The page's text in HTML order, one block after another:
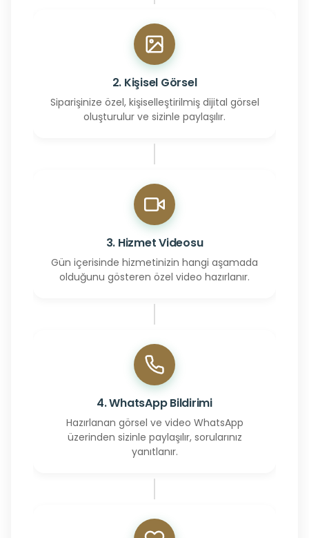
2. Kişisel Görsel
Siparişinize özel, kişiselleştirilmiş dijital görsel
oluşturulur ve sizinle paylaşılır.
3. Hizmet Videosu
Gün içerisinde hizmetinizin hangi aşamada
olduğunu gösteren özel video hazırlanır.
4. WhatsApp Bildirimi
Hazırlanan görsel ve video WhatsApp
üzerinden sizinle paylaşılır, sorularınız
yanıtlanır.